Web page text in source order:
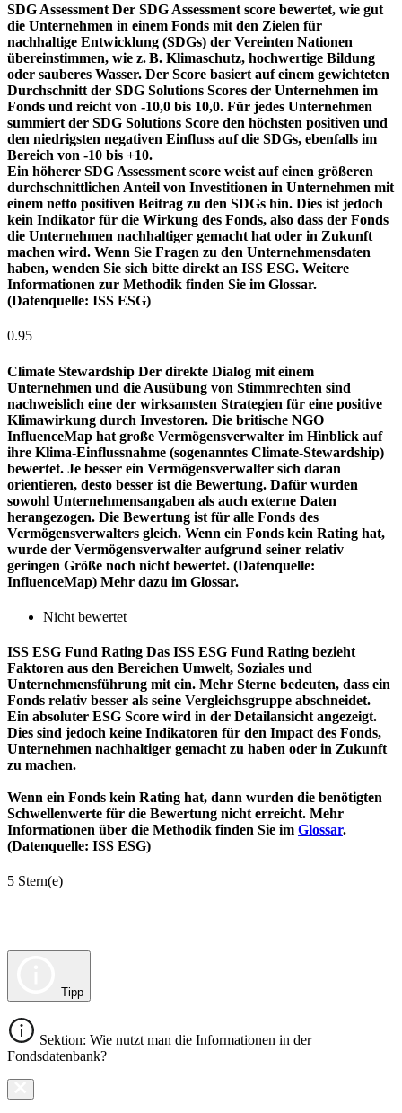
SDG Assessment Der SDG Assessment score bewertet, wie gut
die Unternehmen in einem Fonds mit den Zielen für
nachhaltige Entwicklung (SDGs) der Vereinten Nationen
übereinstimmen, wie z. B. Klimaschutz, hochwertige Bildung
oder sauberes Wasser. Der Score basiert auf einem gewichteten
Durchschnitt der SDG Solutions Scores der Unternehmen im
Fonds und reicht von -10,0 bis 10,0. Für jedes Unternehmen
summiert der SDG Solutions Score den höchsten positiven und
den niedrigsten negativen Einfluss auf die SDGs, ebenfalls im
Bereich von -10 bis +10.
Ein höherer SDG Assessment score weist auf einen größeren
durchschnittlichen Anteil von Investitionen in Unternehmen mit
einem netto positiven Beitrag zu den SDGs hin. Dies ist jedoch
kein Indikator für die Wirkung des Fonds, also dass der Fonds
die Unternehmen nachhaltiger gemacht hat oder in Zukunft
machen wird. Wenn Sie Fragen zu den Unternehmensdaten
haben, wenden Sie sich bitte direkt an ISS ESG. Weitere
Informationen zur Methodik finden Sie im Glossar.
(Datenquelle: ISS ESG)
0.95
Climate Stewardship Der direkte Dialog mit einem
Unternehmen und die Ausübung von Stimmrechten sind
nachweislich eine der wirksamsten Strategien für eine positive
Klimawirkung durch Investoren. Die britische NGO
InfluenceMap hat große Vermögensverwalter im Hinblick auf
ihre Klima-Einflussnahme (sogenanntes Climate-Stewardship)
bewertet. Je besser ein Vermögensverwalter sich daran
orientieren, desto besser ist die Bewertung. Dafür wurden
sowohl Unternehmensangaben als auch externe Daten
herangezogen. Die Bewertung ist für alle Fonds des
Vermögensverwalters gleich. Wenn ein Fonds kein Rating hat,
wurde der Vermögensverwalter aufgrund seiner relativ
geringen Größe noch nicht bewertet. (Datenquelle:
InfluenceMap) Mehr dazu im Glossar.
Nicht bewertet
ISS ESG Fund Rating Das ISS ESG Fund Rating bezieht
Faktoren aus den Bereichen Umwelt, Soziales und
Unternehmensführung mit ein. Mehr Sterne bedeuten, dass ein
Fonds relativ besser als seine Vergleichsgruppe abschneidet.
Ein absoluter ESG Score wird in der Detailansicht angezeigt.
Dies sind jedoch keine Indikatoren für den Impact des Fonds,
Unternehmen nachhaltiger gemacht zu haben oder in Zukunft
zu machen.
Wenn ein Fonds kein Rating hat, dann wurden die benötigten
Schwellenwerte für die Bewertung nicht erreicht. Mehr
Informationen über die Methodik finden Sie im Glossar.
(Datenquelle: ISS ESG)
5 Stern(e)
Tipp
Sektion: Wie nutzt man die Informationen in der
Fondsdatenbank?